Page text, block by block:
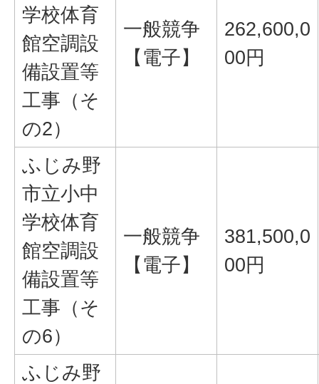
学校体育
館空調設
備設置等
工事（そ
の2）
一般競争
【電子】
262,600,0
00円
ふじみ野
市立小中
学校体育
館空調設
備設置等
工事（そ
の6）
一般競争
【電子】
381,500,0
00円
ふじみ野